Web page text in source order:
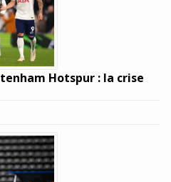
Hotspur : la crise